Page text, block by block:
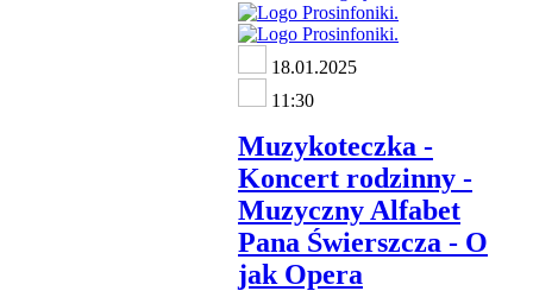
18.01.2025
11:30
Muzykoteczka -
Koncert rodzinny -
Muzyczny Alfabet
Pana Świerszcza - O
jak Opera